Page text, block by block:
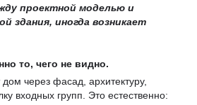
проектной моделью и
здания, иногда возникает
то, чего не видно.
через фасад, архитектуру,
входных групп. Это естественно: